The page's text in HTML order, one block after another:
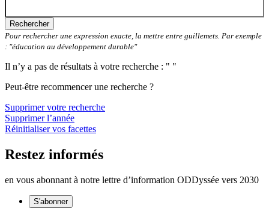
Rechercher
Pour rechercher une expression exacte, la mettre entre guillemets. Par exemple
: "éducation au développement durable"
Il n’y a pas de résultats à votre recherche : " "
Peut-être recommencer une recherche ?
Supprimer votre recherche
Supprimer l’année
Réinitialiser vos facettes
Restez informés
en vous abonnant à notre lettre d’information ODDyssée vers 2030
S'abonner